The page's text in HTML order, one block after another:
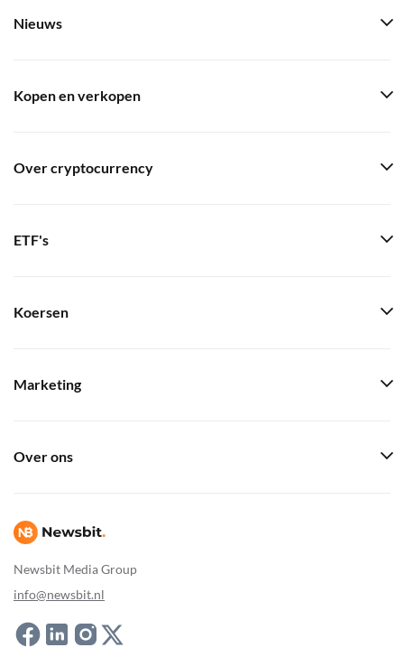
Newsbit Media Group
info@newsbit.nl
Nieuws
Kopen en verkopen
Over cryptocurrency
ETF's
Koersen
Marketing
Over ons